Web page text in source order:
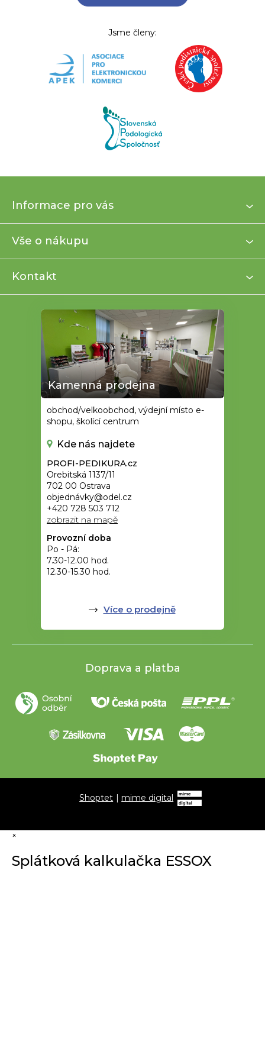
Jsme členy:
p
t
Informace pro vás
Vše o nákupu
Kontakt
Kamenná prodejna
obchod/velkoobchod, výdejní místo e-
shopu, školící centrum
Kde nás najdete
PROFI-PEDIKURA.cz
Orebitská 1137/11
702 00 Ostrava
objednávky@odel.cz
+420 728 503 712
zobrazit na mapě
Provozní doba
Po - Pá:
7.30-12.00 hod.
12.30-15.30 hod.
Více o prodejně
Doprava a platba
Shoptet |mime digital
×
Splátková kalkulačka ESSOX